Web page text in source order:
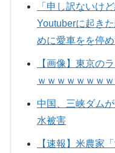
「申し訳ないけ
Youtuberに起き
めに愛車をを停
【画像】東京の
ｗｗｗｗｗｗｗ
中国、三峡ダム
水被害
【速報】米農家